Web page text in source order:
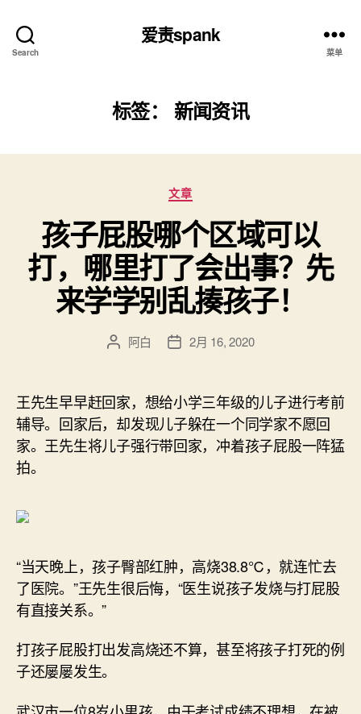
Search
爱责spank
菜单
标签： 新闻资讯
分
类
文章
孩子屁股哪个区域可以
打，哪里打了会出事？先
来学学别乱揍孩子！
文
者
阿白
发
期
2月 16, 2020
王先生早早赶回家，想给小学三年级的儿子进行考前
辅导。回家后，却发现儿子躲在一个同学家不愿回
家。王先生将儿子强行带回家，冲着孩子屁股一阵猛
拍。
“当天晚上，孩子臀部红肿，高烧38.8℃，就连忙去
了医院。”王先生很后悔，“医生说孩子发烧与打屁股
有直接关系。”
打孩子屁股打出发高烧还不算，甚至将孩子打死的例
子还屡屡发生。